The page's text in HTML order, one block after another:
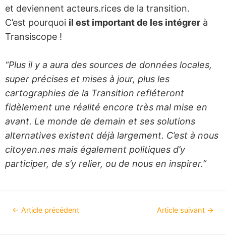
et deviennent acteurs.rices de la transition.
C’est pourquoi il est important de les intégrer à
Transiscope !
“Plus il y a aura des sources de données locales,
super précises et mises à jour, plus les
cartographies de la Transition refléteront
fidèlement une réalité encore très mal mise en
avant. Le monde de demain et ses solutions
alternatives existent déjà largement. C’est à nous
citoyen.nes mais également politiques d’y
participer, de s’y relier, ou de nous en inspirer.”
← Article précédent Article suivant →